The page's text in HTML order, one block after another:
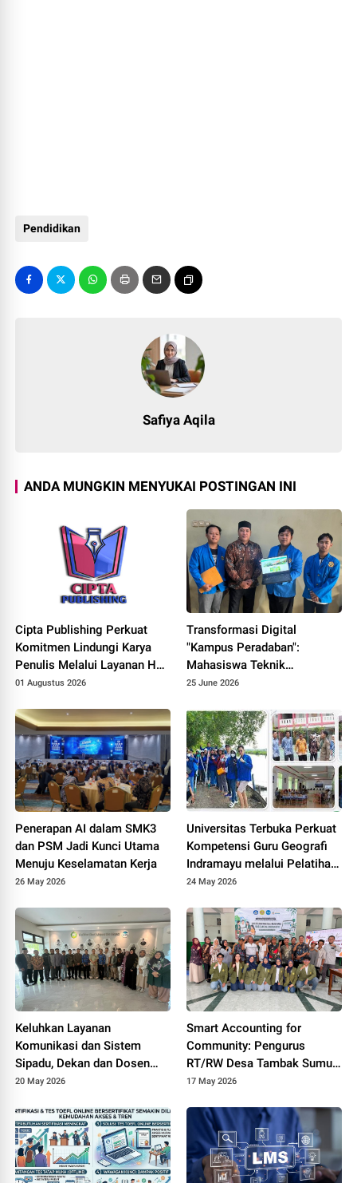
Pendidikan
Safiya Aqila
ANDA MUNGKIN MENYUKAI POSTINGAN INI
Cipta Publishing Perkuat
Komitmen Lindungi Karya
Penulis Melalui Layanan Hak
Cipta
01 Augustus 2026
Transformasi Digital
"Kampus Peradaban":
Mahasiswa Teknik
Informatika UNPAM
Online Terintegrasi untuk
MAS Al-Hasaniyah
25 June 2026
Penerapan AI dalam SMK3
dan PSM Jadi Kunci Utama
Menuju Keselamatan Kerja
26 May 2026
Universitas Terbuka Perkuat
Kompetensi Guru Geografi
Indramayu melalui Pelatihan
Drone Mapping dan Analisis
24 May 2026
Keluhkan Layanan
Komunikasi dan Sistem
Sipadu, Dekan dan Dosen
FTIK PTIQ Datangi Rektorat
20 May 2026
Smart Accounting for
Community: Pengurus
RT/RW Desa Tambak Sumur
Ikuti Pelatihan Transparansi
Digital
17 May 2026